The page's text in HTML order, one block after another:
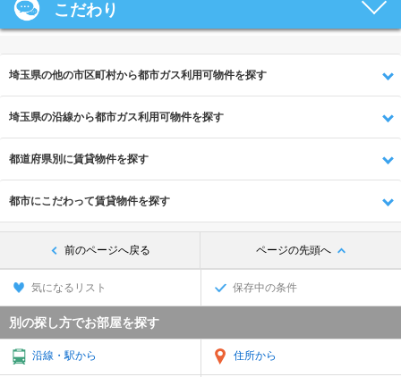
こだわり
埼玉県の他の市区町村から都市ガス利用可物件を探す
埼玉県の沿線から都市ガス利用可物件を探す
都道府県別に賃貸物件を探す
都市にこだわって賃貸物件を探す
前のページへ戻る ページの先頭へ
気になるリスト 保存中の条件
別の探し方でお部屋を探す
沿線・駅から 住所から